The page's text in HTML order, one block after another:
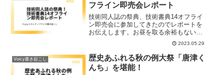
フライン即売会レポート
技術同人誌の祭典、技術書典14オフライ
ン即売会に参加してきたのでレポートを
お伝えします。お昼を取る余裕もないく
らい忙しかったですが、遠方からノンプ
ロ研メンバーが来てくれたり、目の前で
自著が売れる経験ができたり、オフライ
ンで初めて顔を合わせたり、良いことが
いろいろありました。
2023.05.29
Voicy書き起こし
歴史あふれる秋の例大祭「唐津く
んち」を堪能！